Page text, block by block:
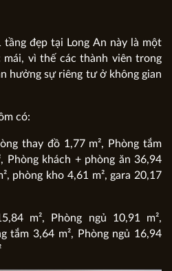
đẹp tại Long An này là một
mái, vì thế các thành viên trong
hưởng sự riêng tư ở không gian
có:
thay đồ 1,77 m², Phòng tắm
Phòng khách + phòng ăn 36,94
phòng kho 4,61 m², gara 20,17
m², Phòng ngủ 10,91 m²,
tắm 3,64 m², Phòng ngủ 16,94